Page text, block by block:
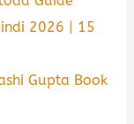
2026 | 15
Gupta Book